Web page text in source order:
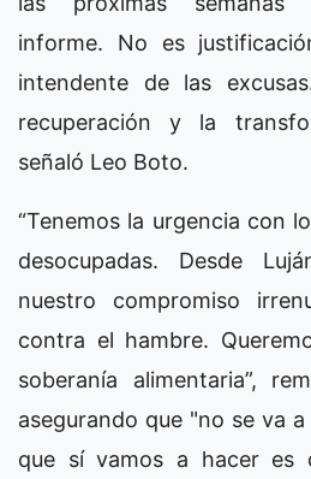
informe. No es
intendente de las
recuperación y la
señaló Leo Boto.
“Tenemos la urgencia con
desocupadas. Desde
nuestro compromiso
contra el hambre.
soberanía alimentaria”,
asegurando que "no se va
que sí vamos a hacer es